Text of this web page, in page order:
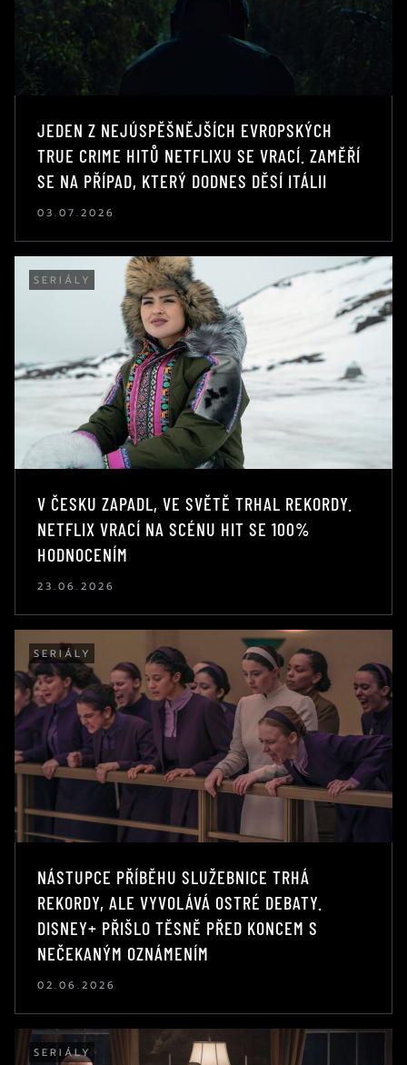
JEDEN Z NEJÚSPĚŠNĚJŠÍCH EVROPSKÝCH
TRUE CRIME HITŮ NETFLIXU SE VRACÍ. ZAMĚŘÍ
SE NA PŘÍPAD, KTERÝ DODNES DĚSÍ ITÁLII
03.07.2026
SERIÁLY
V ČESKU ZAPADL, VE SVĚTĚ TRHAL REKORDY.
NETFLIX VRACÍ NA SCÉNU HIT SE 100%
HODNOCENÍM
23.06.2026
SERIÁLY
NÁSTUPCE PŘÍBĚHU SLUŽEBNICE TRHÁ
REKORDY, ALE VYVOLÁVÁ OSTRÉ DEBATY.
DISNEY+ PŘIŠLO TĚSNĚ PŘED KONCEM S
NEČEKANÝM OZNÁMENÍM
02.06.2026
SERIÁLY